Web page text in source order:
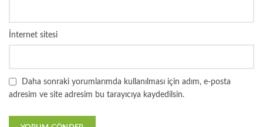
İnternet sitesi
Daha sonraki yorumlarımda kullanılması için adım, e-posta
adresim ve site adresim bu tarayıcıya kaydedilsin.